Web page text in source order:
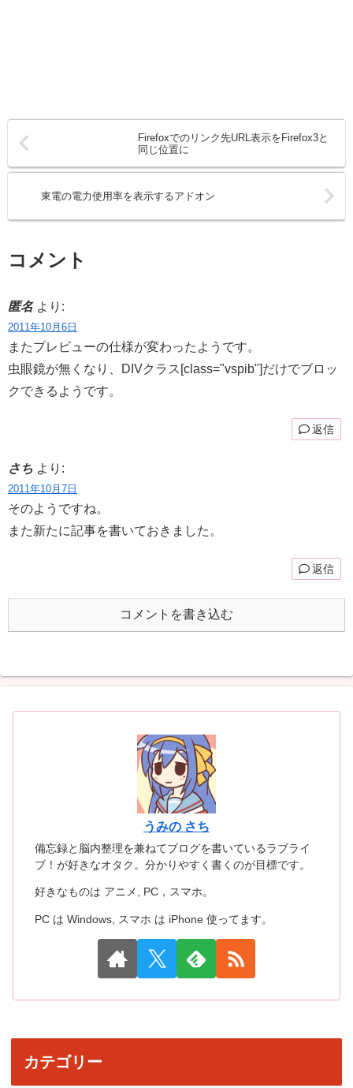
Firefoxでのリンク先URL表示をFirefox3と
同じ位置に
東電の電力使用率を表示するアドオン
コメント
匿名 より:
2011年10月6日
またプレビューの仕様が変わったようです。
虫眼鏡が無くなり、DIVクラス[class="vspib"]だけでブロッ
クできるようです。
返信
さち より:
2011年10月7日
そのようですね。
また新たに記事を書いておきました。
返信
コメントを書き込む
うみの さち
備忘録と脳内整理を兼ねてブログを書いているラブライ
ブ！が好きなオタク。分かりやすく書くのが目標です。
好きなものは アニメ, PC，スマホ。
PC は Windows, スマホ は iPhone 使ってます。
カテゴリー